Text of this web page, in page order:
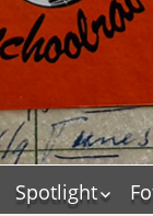
Spotlight